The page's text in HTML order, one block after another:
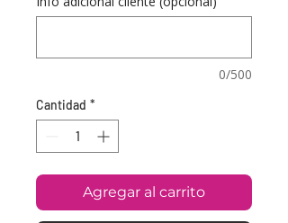
0/500
Cantidad *
Agregar al carrito